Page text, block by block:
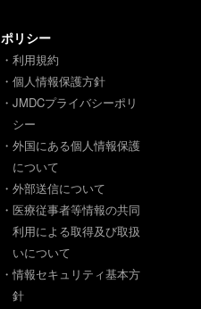
ポリシー
・利用規約
・個人情報保護方針
・JMDCプライバシーポリ
シー
・外国にある個人情報保護
について
・外部送信について
・医療従事者等情報の共同
利用による取得及び取扱
いについて
・情報セキュリティ基本方
針